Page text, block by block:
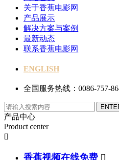
关于香蕉电影网
产品展示
解决方案与案例
最新动态
联系香蕉电影网
ENGLISH
全国服务热线：0086-757-
产品中心
Product center

香蕉视频在线免费 